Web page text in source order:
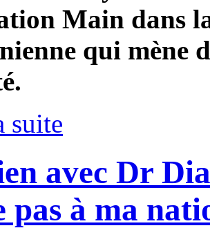
Main dans
qui mène
suite
avec Dr
pas à ma